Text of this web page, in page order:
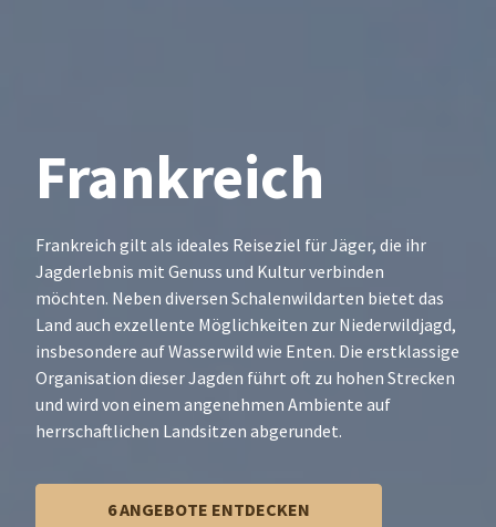
Frankreich
Frankreich gilt als ideales Reiseziel für Jäger, die ihr
Jagderlebnis mit Genuss und Kultur verbinden
möchten. Neben diversen Schalenwildarten bietet das
Land auch exzellente Möglichkeiten zur Niederwildjagd,
insbesondere auf Wasserwild wie Enten. Die erstklassige
Organisation dieser Jagden führt oft zu hohen Strecken
und wird von einem angenehmen Ambiente auf
herrschaftlichen Landsitzen abgerundet.
6 ANGEBOTE ENTDECKEN